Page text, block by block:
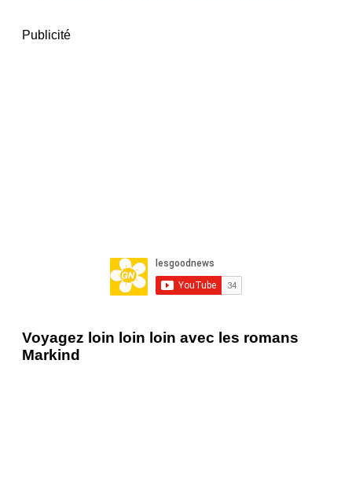
Publicité
Voyagez loin loin loin avec les romans
Markind